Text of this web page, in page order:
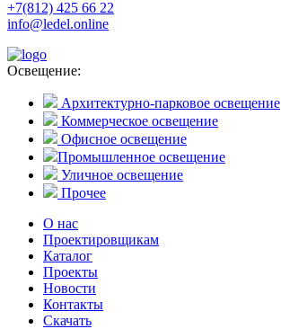
+7(812) 425 66 22
info@ledel.online
Освещение:
Архитектурно-парковое освещение
Коммерческое освещение
Офисное освещение
Промышленное освещение
Уличное освещение
Прочее
О нас
Проектировщикам
Каталог
Проекты
Новости
Контакты
Скачать